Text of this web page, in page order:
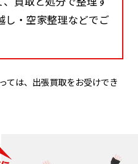
し・空家整理などでご
ては、出張買取をお受けでき